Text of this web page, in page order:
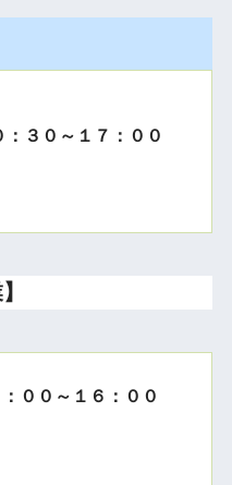
３０～１７：００
００～１６：００